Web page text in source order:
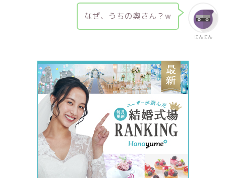
にんにん
なぜ、うちの奥さん？w